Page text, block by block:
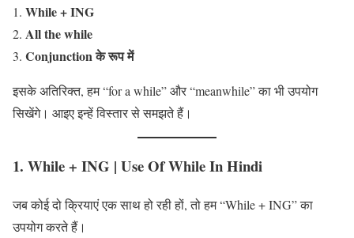
While + ING
All the while
Conjunction के रूप में
इसके अतिरिक्त, हम “for a while” और “meanwhile” का भी उपयोग
सिखेंगे। आइए इन्हें विस्तार से समझते हैं।
1. While + ING | Use Of While In Hindi
जब कोई दो क्रियाएं एक साथ हो रही हों, तो हम “While + ING” का
उपयोग करते हैं।